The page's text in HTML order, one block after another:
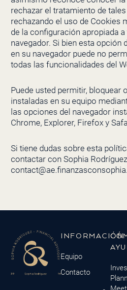
rechazar el tratamiento de
rechazando el uso de Cookies
de la configuración apropiada a
navegador. Si bien esta opción
en su navegador puede no
todas las funcionalidades del
Puede usted permitir, bloquear
instaladas en su equipo
las opciones del navegador
Chrome, Explorer, Firefox y
Si tiene dudas sobre esta
contactar con Sophia
INFORMACIÓN
Equipo
Contacto